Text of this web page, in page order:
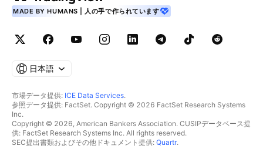
MADE BY HUMANS | 人の手で作られています
日本語
市場データ提供: ICE Data Services.
参照データ提供: FactSet. Copyright © 2026 FactSet Research Systems
Inc.
Copyright © 2026, American Bankers Association. CUSIPデータベース提
供: FactSet Research Systems Inc. All rights reserved.
SEC提出書類およびその他ドキュメント提供: Quartr.